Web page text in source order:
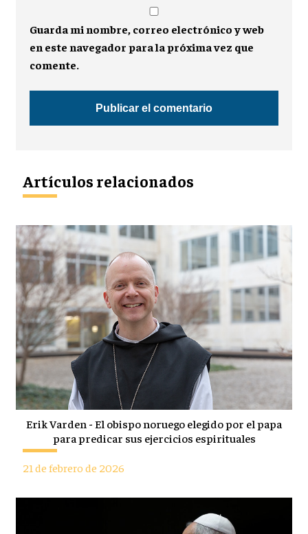
Guarda mi nombre, correo electrónico y web
en este navegador para la próxima vez que
comente.
Artículos relacionados
Erik Varden - El obispo noruego elegido por el papa
para predicar sus ejercicios espirituales
21 de febrero de 2026